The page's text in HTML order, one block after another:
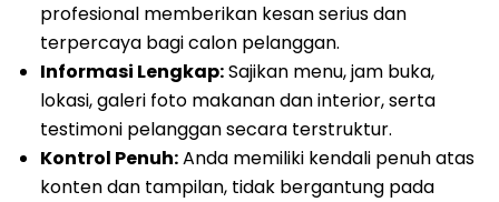
profesional memberikan kesan serius dan
terpercaya bagi calon pelanggan.
Informasi Lengkap:Sajikan menu, jam buka,
lokasi, galeri foto makanan dan interior, serta
testimoni pelanggan secara terstruktur.
Kontrol Penuh:Anda memiliki kendali penuh atas
konten dan tampilan, tidak bergantung pada